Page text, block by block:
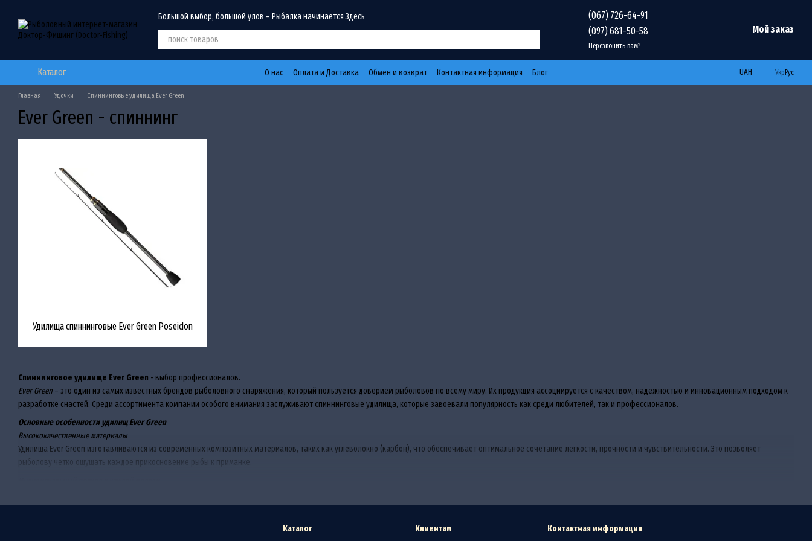
Большой выбор, большой улов – Рыбалка начинается Здесь
(067) 726-64-91
(097) 681-50-58
Перезвонить вам?
Мой заказ
Каталог О нас Оплата и Доставка Обмен и возврат Контактная информация Блог UAH Укр Рус
Главная Удочки Спиннинговые удилища Ever Green
Ever Green - спиннинг
Спиннинговое удилище Ever Green - выбор профессионалов.
Ever Green – это один из самых известных брендов рыболовного снаряжения, который пользуется доверием рыболовов по всему миру. Их продукция ассоциируется с качеством, надежностью и инновационным подходом к
разработке снастей. Среди ассортимента компании особого внимания заслуживают спиннинговые удилища, которые завоевали популярность как среди любителей, так и профессионалов.
Основные особенности удилищ Ever Green
Высококачественные материалы
Удилища Ever Green изготавливаются из современных композитных материалов, таких как углеволокно (карбон), что обеспечивает оптимальное сочетание легкости, прочности и чувствительности. Это позволяет
рыболову четко ощущать каждое прикосновение рыбы к приманке.
ловля на джиг, твичинг воблеров или береговой кастинг.
Удилища спиннинговые Ever Green Poseidon
Каталог Клиентам Контактная информация